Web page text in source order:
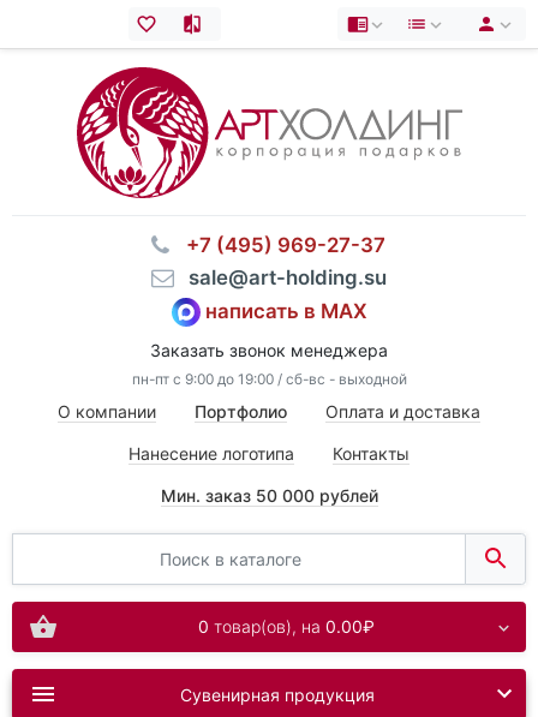
⠀+7 (495) 969-27-37
⠀sale@art-holding.su
написать в MAX
Заказать звонок менеджера
пн-пт с 9:00 до 19:00 / сб-вс - выходной
О компании Портфолио Оплата и доставка
Нанесение логотипа Контакты
Мин. заказ 50 000 рублей
0 товар(ов), на 0.00₽
Сувенирная продукция